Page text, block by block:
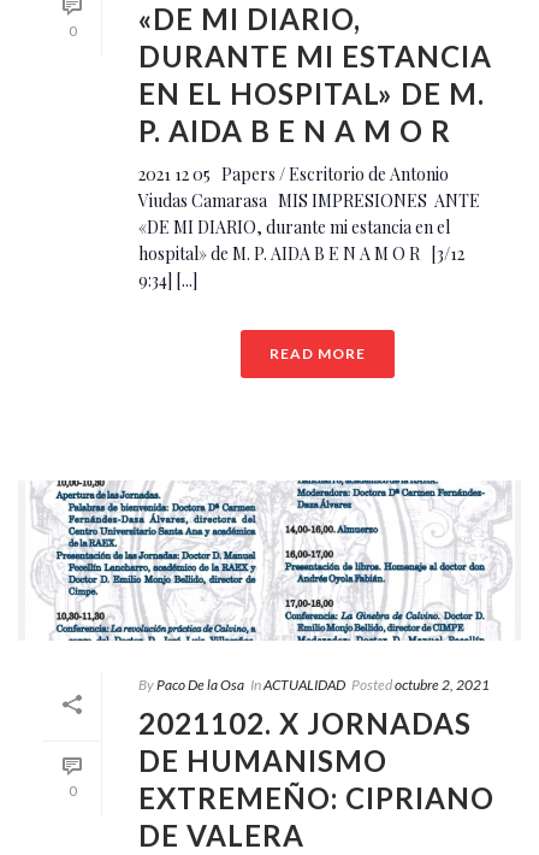
0
«DE MI DIARIO,
DURANTE MI ESTANCIA
EN EL HOSPITAL» DE M.
P. AIDA B E N A M O R
2021 12 05 Papers / Escritorio de Antonio
Viudas Camarasa MIS IMPRESIONES ANTE
«DE MI DIARIO, durante mi estancia en el
hospital» de M. P. AIDA B E N A M O R [3/12
9:34] [...]
READ MORE
0
ByPaco De la Osa InACTUALIDAD Postedoctubre 2, 2021
2021102. X JORNADAS
DE HUMANISMO
EXTREMEÑO: CIPRIANO
DE VALERA